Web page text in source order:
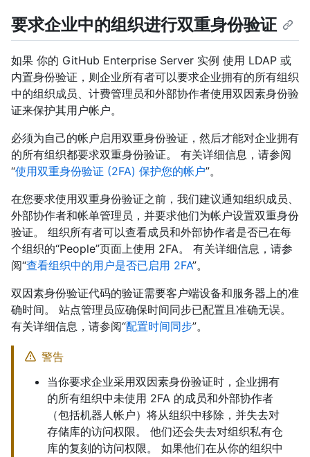
要求企业中的组织进行双重身份验证
如果 你的 GitHub Enterprise Server 实例 使用 LDAP 或
内置身份验证，则企业所有者可以要求企业拥有的所有组织
中的组织成员、计费管理员和外部协作者使用双因素身份验
证来保护其用户帐户。
必须为自己的帐户启用双重身份验证，然后才能对企业拥有
的所有组织都要求双重身份验证。 有关详细信息，请参阅
“使用双重身份验证 (2FA) 保护您的帐户”。
在您要求使用双重身份验证之前，我们建议通知组织成员、
外部协作者和帐单管理员，并要求他们为帐户设置双重身份
验证。 组织所有者可以查看成员和外部协作者是否已在每
个组织的“People”页面上使用 2FA。 有关详细信息，请参
阅“查看组织中的用户是否已启用 2FA”。
双因素身份验证代码的验证需要客户端设备和服务器上的准
确时间。 站点管理员应确保时间同步已配置且准确无误。
有关详细信息，请参阅“配置时间同步”。
警告
当你要求企业采用双因素身份验证时，企业拥有
的所有组织中未使用 2FA 的成员和外部协作者
（包括机器人帐户）将从组织中移除，并失去对
存储库的访问权限。 他们还会失去对组织私有仓
库的复刻的访问权限。 如果他们在从你的组织中